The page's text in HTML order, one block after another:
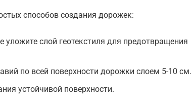
способов создания дорожек:
уложите слой геотекстиля для предотвращения
по всей поверхности дорожки слоем 5-10 см.
устойчивой поверхности.